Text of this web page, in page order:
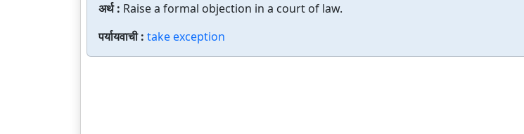
अर्थ : Raise a formal objection in a court of law.
पर्यायवाची : take exception